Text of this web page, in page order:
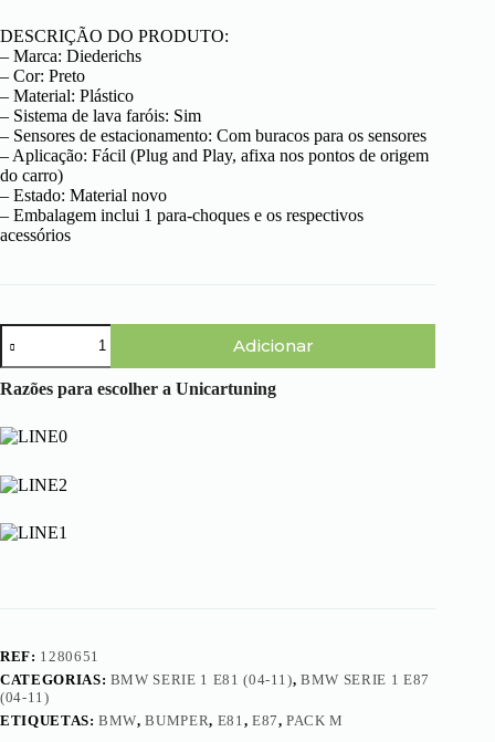
DESCRIÇÃO DO PRODUTO:
– Marca: Diederichs
– Cor: Preto
– Material: Plástico
– Sistema de lava faróis: Sim
– Sensores de estacionamento: Com buracos para os sensores
– Aplicação: Fácil (Plug and Play, afixa nos pontos de origem
do carro)
– Estado: Material novo
– Embalagem inclui 1 para-choques e os respectivos
acessórios
Quantidade
de
BMW
Serie
E81
/
(04-
-
Parachoques
Adicionar
Razões para escolher a Unicartuning
REF: 1280651
CATEGORIAS: BMW SERIE 1 E81 (04-11),BMW SERIE 1 E87
(04-11)
ETIQUETAS:BMW,BUMPER, E81 , E87,PACK M